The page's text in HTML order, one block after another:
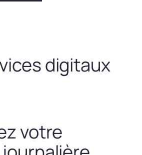
digitaux
votre